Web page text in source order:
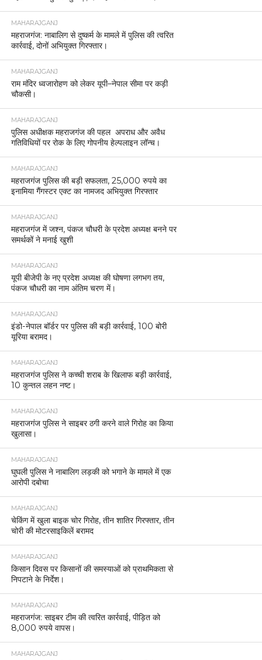
MAHARAJGANJ
महराजगंज: नाबालिग से दुष्कर्म के मामले में पुलिस की त्वरित
कार्रवाई, दोनों अभियुक्त गिरफ्तार।
MAHARAJGANJ
राम मंदिर ध्वजारोहण को लेकर यूपी–नेपाल सीमा पर कड़ी
चौकसी।
MAHARAJGANJ
पुलिस अधीक्षक महराजगंज की पहल अपराध और अवैध
गतिविधियों पर रोक के लिए गोपनीय हेल्पलाइन लॉन्च।
MAHARAJGANJ
महराजगंज पुलिस की बड़ी सफलता, 25,000 रुपये का
इनामिया गैंगस्टर एक्ट का नामजद अभियुक्त गिरफ्तार
MAHARAJGANJ
महराजगंज में जश्न, पंकज चौधरी के प्रदेश अध्यक्ष बनने पर
समर्थकों ने मनाई खुशी
MAHARAJGANJ
यूपी बीजेपी के नए प्रदेश अध्यक्ष की घोषणा लगभग तय,
पंकज चौधरी का नाम अंतिम चरण में।
MAHARAJGANJ
इंडो-नेपाल बॉर्डर पर पुलिस की बड़ी कार्रवाई, 100 बोरी
यूरिया बरामद।
MAHARAJGANJ
महराजगंज पुलिस ने कच्ची शराब के खिलाफ बड़ी कार्रवाई,
10 कुन्तल लहन नष्ट।
MAHARAJGANJ
महराजगंज पुलिस ने साइबर ठगी करने वाले गिरोह का किया
खुलासा।
MAHARAJGANJ
घुघली पुलिस ने नाबालिग लड़की को भगाने के मामले में एक
आरोपी दबोचा
MAHARAJGANJ
चेकिंग में खुला बाइक चोर गिरोह, तीन शातिर गिरफ्तार, तीन
चोरी की मोटरसाइकिलें बरामद
MAHARAJGANJ
किसान दिवस पर किसानों की समस्याओं को प्राथमिकता से
निपटाने के निर्देश।
MAHARAJGANJ
महराजगंज: साइबर टीम की त्वरित कार्रवाई, पीड़ित को
8,000 रुपये वापस।
MAHARAJGANJ